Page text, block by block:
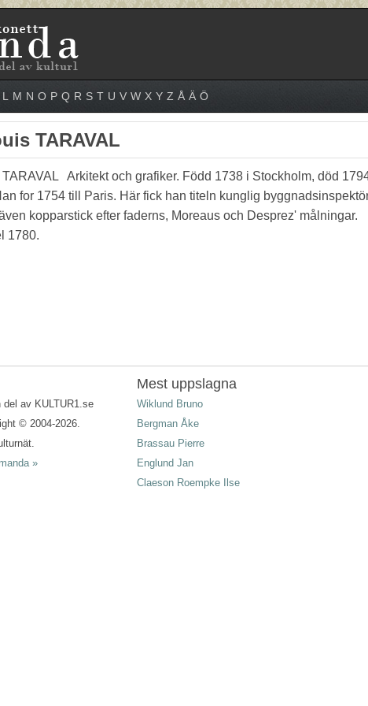
L M N O P Q R S T U V W X Y Z Å Ä Ö
TARAVAL
Arkitekt och grafiker. Född 1738 i Stockholm, död
for 1754 till Paris. Här fick han titeln kunglig
kopparstick efter faderns, Moreaus och Desprez' målningar.
1780.
del av KULTUR1.se
© 2004-2026.
»
Mest uppslagna
Wiklund Bruno
Bergman Åke
Brassau Pierre
Englund Jan
Claeson Roempke Ilse